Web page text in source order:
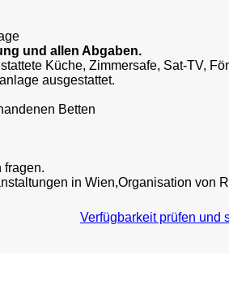
und allen Abgaben.
Küche, Zimmersafe, Sat-TV,
ausgestattet.
Betten
fragen.
in Wien,Organisation von
Verfügbarkeit prüfen und